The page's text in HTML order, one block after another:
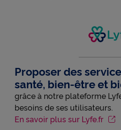
Proposer des
santé, bien-être et
grâce à notre plateforme
besoins de ses utilisateurs.
En savoir plus sur Lyfe.fr